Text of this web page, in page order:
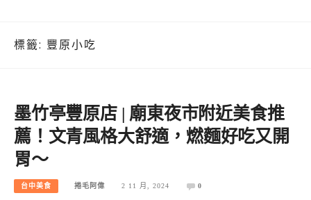
標籤: 豐原小吃
墨竹亭豐原店 | 廟東夜市附近美食推
薦！文青風格大舒適，燃麵好吃又開
胃～
台中美食 捲毛阿偉 2 11 月, 2024 0